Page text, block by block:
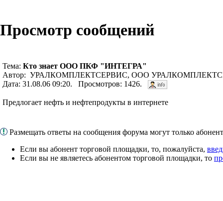
Просмотр сообщений
Тема: Кто знает ООО ПКФ "ИНТЕГРА"
Автор: УРАЛКОМПЛЕКТСЕРВИС, ООО
Дата: 31.08.06 09:20. Просмотров: 1426.
Предлогает нефть и нефтепродукты в интернете
Размещать ответы на сообщения форума могут только
Если вы абонент торговой площадки, то, пожалуйста,
Если вы не являетесь абонентом торговой площадки, то